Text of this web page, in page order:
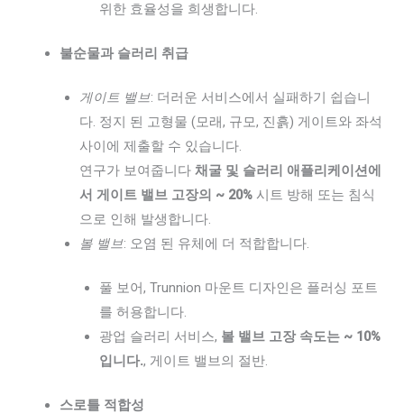
위한 효율성을 희생합니다.
불순물과 슬러리 취급
게이트 밸브: 더러운 서비스에서 실패하기 쉽습니
다. 정지 된 고형물 (모래, 규모, 진흙) 게이트와 좌석
사이에 제출할 수 있습니다.
연구가 보여줍니다채굴 및 슬러리 애플리케이션에
서 게이트 밸브 고장의 ~ 20% 시트 방해 또는 침식
으로 인해 발생합니다.
볼 밸브: 오염 된 유체에 더 적합합니다.
풀 보어, Trunnion 마운트 디자인은 플러싱 포트
를 허용합니다.
광업 슬러리 서비스, 볼 밸브 고장 속도는 ~ 10%
입니다., 게이트 밸브의 절반.
스로틀 적합성